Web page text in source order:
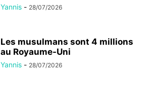
Yannis - 28/07/2026
Les musulmans sont 4 millions
au Royaume-Uni
Yannis - 28/07/2026